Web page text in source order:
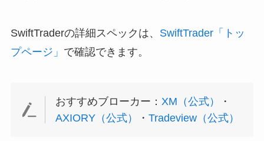
SwiftTraderの詳細スペックは、 SwiftTrader「トッ
プページ」 で確認できます。
おすすめブローカー： XM（公式）
・
AXIORY（公式）
・Tradeview（公式）